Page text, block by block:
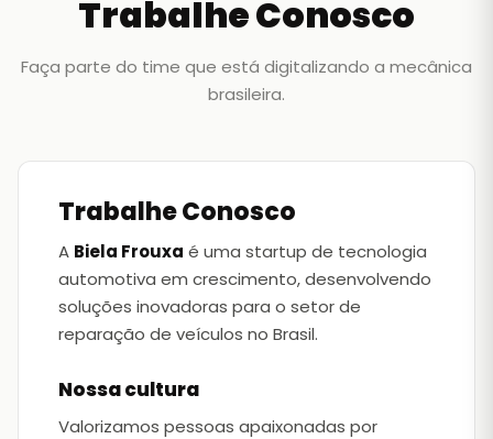
Trabalhe Conosco
Faça parte do time que está digitalizando a mecânica
brasileira.
Trabalhe Conosco
A Biela Frouxa é uma startup de tecnologia
automotiva em crescimento, desenvolvendo
soluções inovadoras para o setor de
reparação de veículos no Brasil.
Nossa cultura
Valorizamos pessoas apaixonadas por